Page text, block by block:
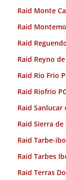
Raid Monte
Raid
Raid
Raid Reyno
Raid Rio Frio
Raid Riofrio
Raid Sanlucar
Raid Sierra de
Raid Tarbe-
Raid Tarbes
Raid Terras